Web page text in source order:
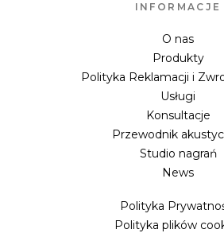
INFORMACJE
O nas
Produkty
Polityka Reklamacji i
Usługi
Konsultacje
Przewodnik
Studio nagrań
News
Polityka
Polityka plików